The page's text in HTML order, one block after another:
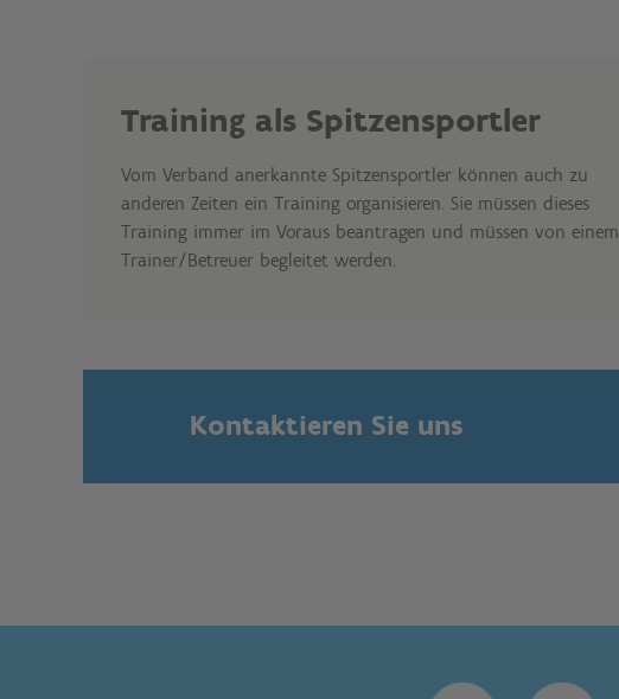
Training als Spitzensportler
Vom Verband anerkannte Spitzensportler können auch zu
anderen Zeiten ein Training organisieren. Sie müssen dieses
Training immer im Voraus beantragen und müssen von einem
Trainer/Betreuer begleitet werden.
Kontaktieren Sie uns